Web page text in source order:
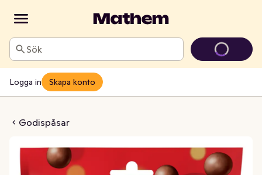
Sök
Logga in Skapa konto
Godispåsar